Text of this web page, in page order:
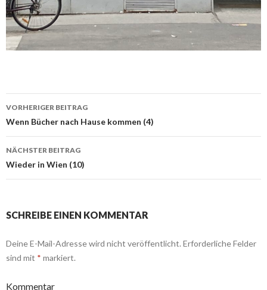
Beitragsnavigation
VORHERIGER BEITRAG
Wenn Bücher nach Hause kommen (4)
NÄCHSTER BEITRAG
Wieder in Wien (10)
SCHREIBE EINEN KOMMENTAR
Deine E-Mail-Adresse wird nicht veröffentlicht. Erforderliche Felder
sind mit * markiert.
Kommentar